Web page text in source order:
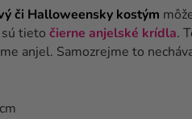
či Halloweensky kostým
tieto čierne anjelské krídla.
anjel. Samozrejme to